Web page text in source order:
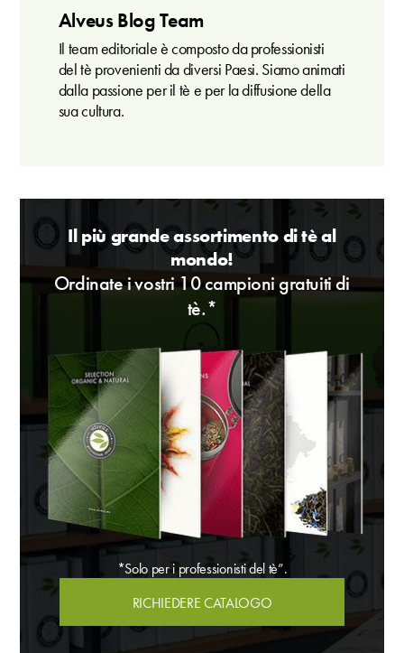
Alveus Blog Team
Il team editoriale è composto da professionisti
del tè provenienti da diversi Paesi. Siamo animati
dalla passione per il tè e per la diffusione della
sua cultura.
Il più grande assortimento di tè al
mondo!
Ordinate i vostri 10 campioni gratuiti di
tè.*
*Solo per i professionisti del tè”.
RICHIEDERE CATALOGO